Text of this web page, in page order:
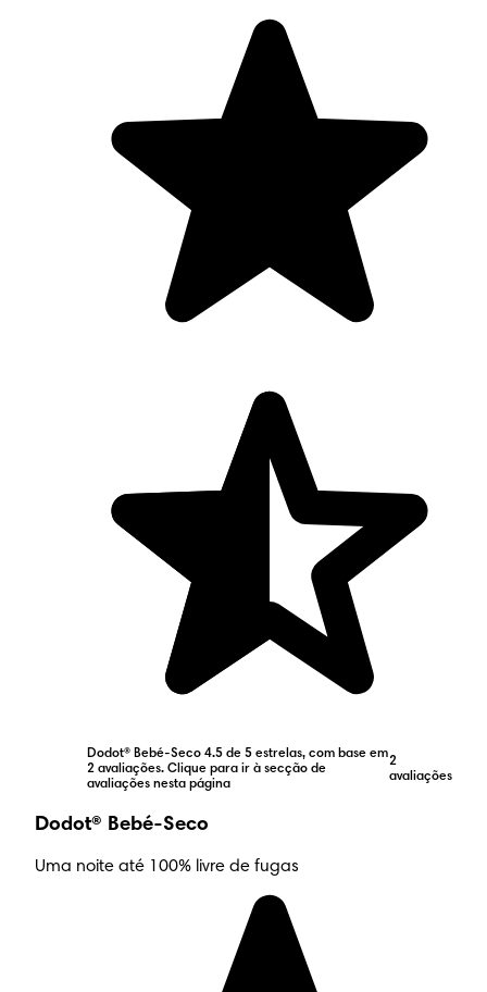
Dodot® Bebé-Seco 4.5 de 5 estrelas, com base em
2 avaliações. Clique para ir à secção de
avaliações nesta página
2
avaliações
Dodot® Bebé-Seco
Uma noite até 100% livre de fugas